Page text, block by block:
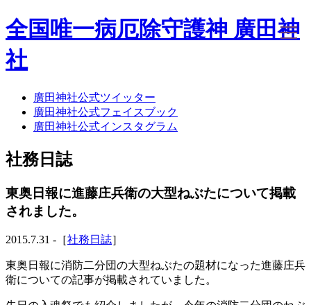
全国唯一病厄除守護神 廣田神
社
ホーム
社務日誌
お知らせ
年間祭事のご案内
お願いごと
神前結婚式
ご相談
採用情報
八甲田山神社
海葬
古墳型合葬
廣田神社公式ツイッター
廣田神社公式フェイスブック
廣田神社公式インスタグラム
社務日誌
東奥日報に進藤庄兵衛の大型ねぶたについて掲載
されました。
2015.7.31 -［社務日誌］
東奥日報に消防二分団の大型ねぶたの題材になった進藤庄兵
衛についての記事が掲載されていました。